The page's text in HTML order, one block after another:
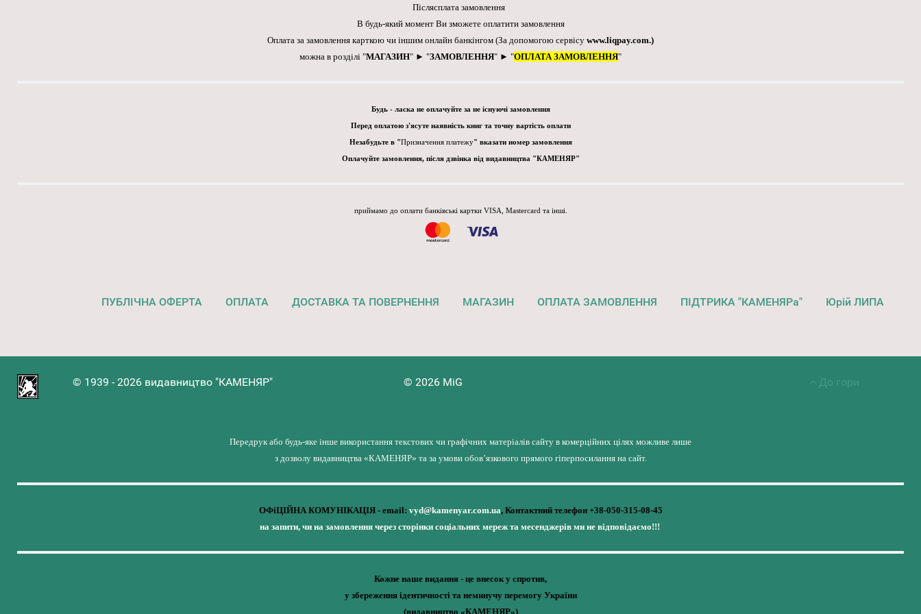
Післясплата замовлення
В будь-який момент Ви зможете оплатити замовлення
Оплата за замовлення карткою чи іншим онлайн банкінгом (За допомогою сервісу www.liqpay.com.)
можна в розділі "МАГАЗИН" ► "ЗАМОВЛЕННЯ" ► "ОПЛАТА ЗАМОВЛЕННЯ"
Будь - ласка не оплачуйте за не існуючі замовлення
Перед оплатою з'ясуте наявність книг та точну вартість оплати
Незабудьте в "Призначення платежу" вказати номер замовлення
Оплачуйте замовлення, після дзвінка від видавництва "КАМЕНЯР"
приймамо до оплати банківські картки VISA, Mastercard та інші.
ПУБЛІЧНА ОФЕРТА ОПЛАТА ДОСТАВКА ТА ПОВЕРНЕННЯ МАГАЗИН ОПЛАТА ЗАМОВЛЕННЯ ПІДТРИКА "КАМЕНЯРа" Юрій ЛИПА
© 1939 - 2026 видавництво "КАМЕНЯР" © 2026 MiG До гори
Передрук або будь-яке інше використання текстових чи графічних матеріалів сайту в комерційних цілях можливе лише
з дозволу видавництва «КАМЕНЯР» та за умови обов’язкового прямого гіперпосилання на сайт.
ОФіЦІЙНА КОМУНІКАЦІЯ - email: vyd@kamenyar.com.ua, Контактний телефон +38-050-315-08-45
на запити, чи на замовлення через сторінки соціальних мереж та месенджерів ми не відповідаємо!!!
Кожне наше видання - це внесок у спротив,
у збереження ідентичності та неминучу перемогу України
(видавництво «КАМЕНЯР»)